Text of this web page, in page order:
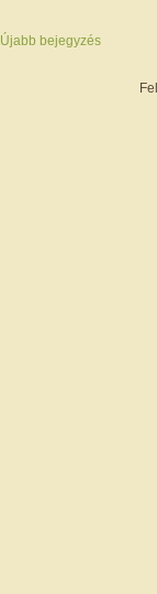
Újabb bejegyzés